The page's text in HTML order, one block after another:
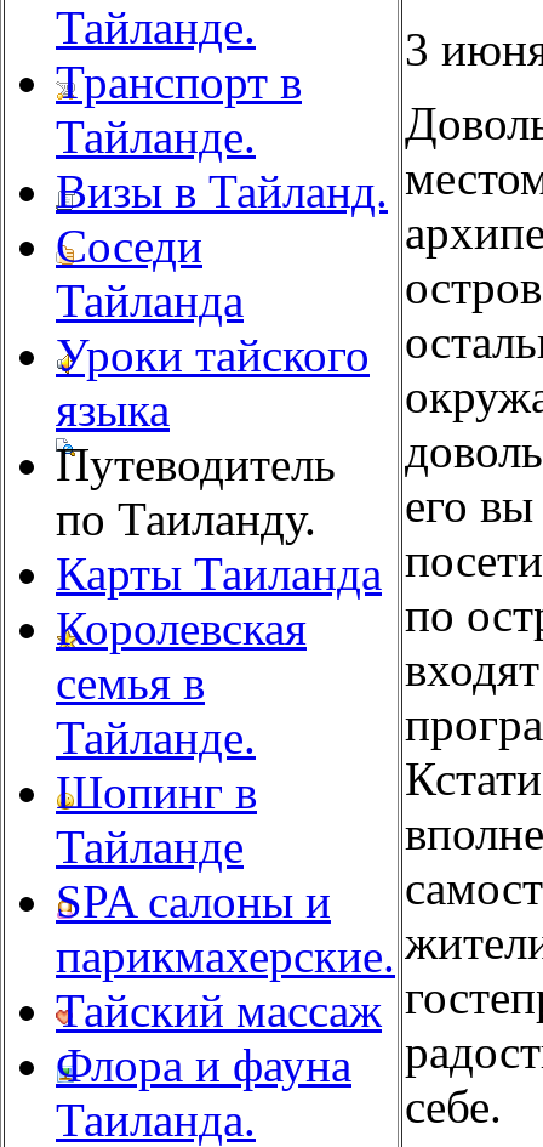
Тайланде.
Транспорт в
Тайланде.
Визы в Тайланд.
Соседи
Тайланда
Уроки тайского
языка
Путеводитель
по Таиланду.
Карты Таиланда
Королевская
семья в
Тайланде.
Шопинг в
Тайланде
SPA салоны и
парикмахерские.
Тайский массаж
Флора и фауна
Таиланда.
3
его
по
себе.